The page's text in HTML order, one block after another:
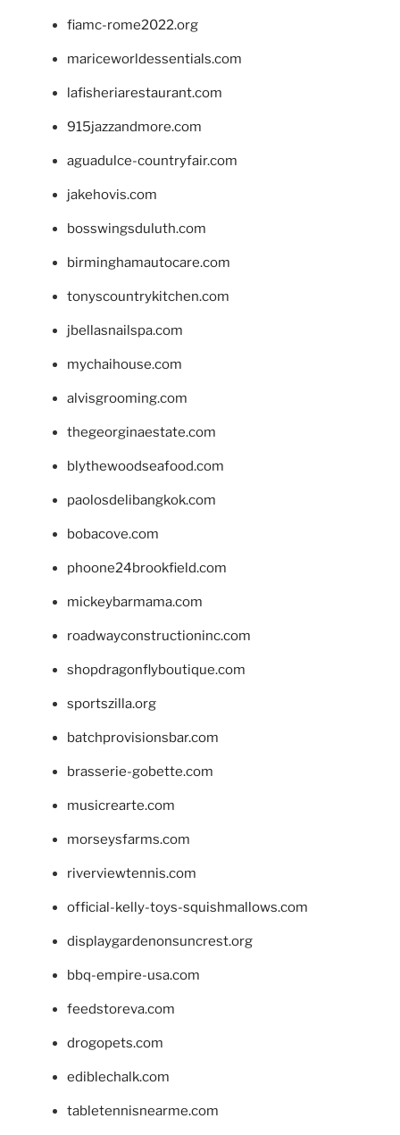
fiamc-rome2022.org
mariceworldessentials.com
lafisheriarestaurant.com
915jazzandmore.com
aguadulce-countryfair.com
jakehovis.com
bosswingsduluth.com
birminghamautocare.com
tonyscountrykitchen.com
jbellasnailspa.com
mychaihouse.com
alvisgrooming.com
thegeorginaestate.com
blythewoodseafood.com
paolosdelibangkok.com
bobacove.com
phoone24brookfield.com
mickeybarmama.com
roadwayconstructioninc.com
shopdragonflyboutique.com
sportszilla.org
batchprovisionsbar.com
brasserie-gobette.com
musicrearte.com
morseysfarms.com
riverviewtennis.com
official-kelly-toys-squishmallows.com
displaygardenonsuncrest.org
bbq-empire-usa.com
feedstoreva.com
drogopets.com
ediblechalk.com
tabletennisnearme.com